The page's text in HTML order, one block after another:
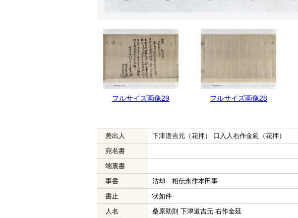
フルサイズ画像29 フルサイズ画像28
差出人
下津道吉元（花押） 口入人右作金延（花押）
宛名書
端裏書
事書
沽却 相伝永作本田事
書止
状如件
人名
桑原助則 下津道吉元 右作金延